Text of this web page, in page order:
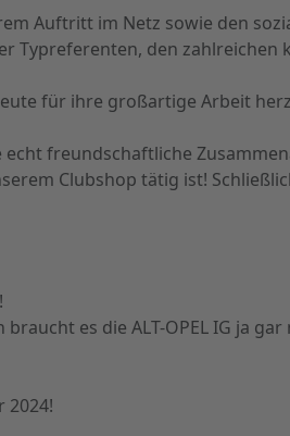
Auftritt im Netz sowie den
Typreferenten, den
für ihre großartige Arbeit
freundschaftliche
Clubshop tätig ist!
es die ALT-OPEL IG ja gar
2024!